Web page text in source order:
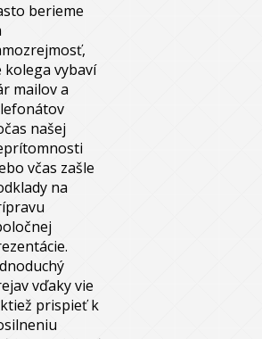
berieme
kolega vybaví
mailov a
našej
včas zašle
na
vďaky vie
prispieť k